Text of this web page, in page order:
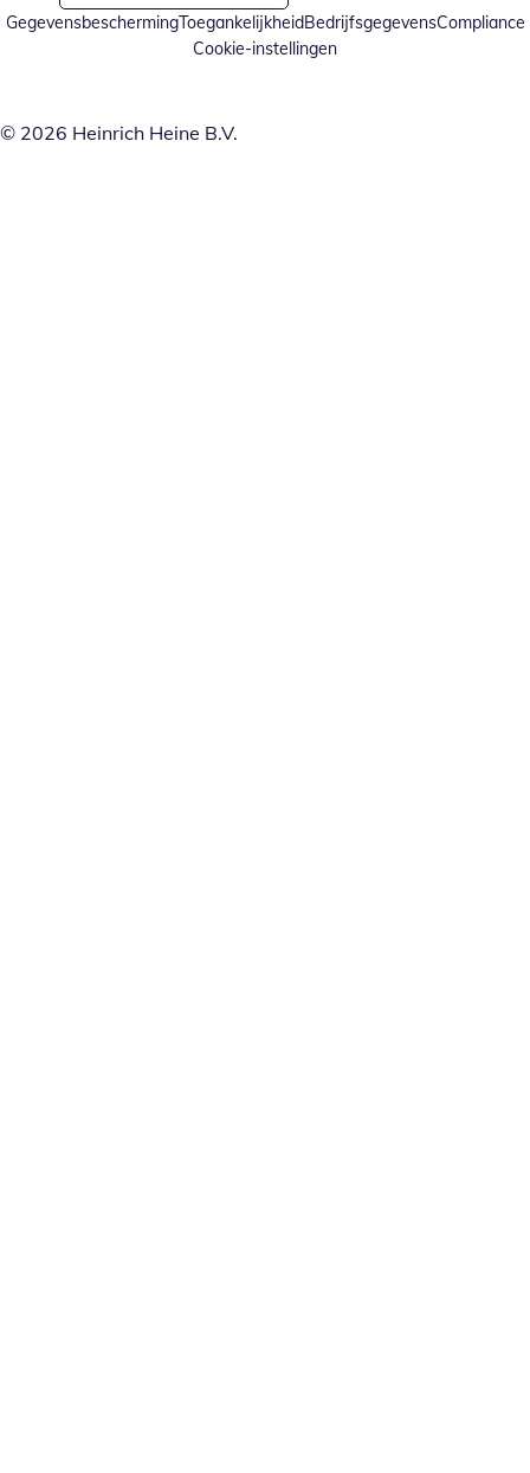
GegevensbeschermingToegankelijkheidBedrijfsgegevensCompliance
Cookie-instellingen
© 2026 Heinrich Heine B.V.